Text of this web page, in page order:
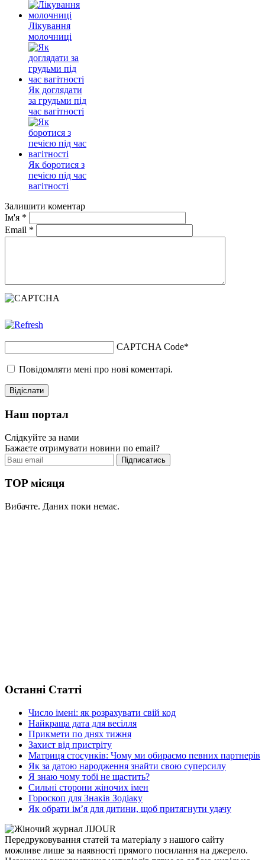
Лікування
молочниці
Як доглядати
за грудьми під
час вагітності
Як боротися з
печією під час
вагітності
Залишити коментар
Ім'я *
Email *
CAPTCHA Code*
Повідомляти мені про нові коментарі.
Наш портал
Слідкуйте за нами
Бажаєте отримувати новини по email?
TOP місяця
Вибачте. Даних поки немає.
Останні Статті
Число імені: як розрахувати свій код
Найкраща дата для весілля
Прикмети по днях тижня
Захист від пристріту
Матриця стосунків: Чому ми обираємо певних партнерів
Як за датою народження знайти свою суперсилу
Я знаю чому тобі не щастить?
Сильні сторони жіночих імен
Гороскоп для Знаків Зодіаку
Як обрати ім’я для дитини, щоб притягнути удачу
Передруковування статей та матеріалу з нашого сайту
можливе лише за наявності прямого посилання на джерело.